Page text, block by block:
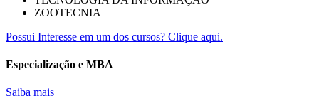
ZOOTECNIA
Possui Interesse em um dos cursos? Clique aqui.
Especialização e MBA
Saiba mais